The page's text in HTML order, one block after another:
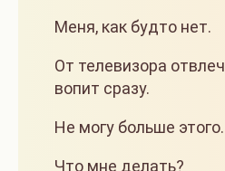
Меня, как будто нет.
От телевизора
вопит сразу.
Не могу больше этого.
Что мне делать?